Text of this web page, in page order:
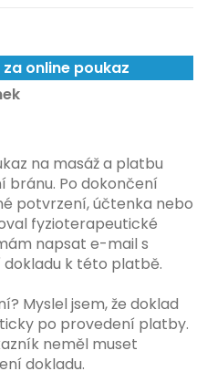
online poukaz
na masáž a platbu
bránu. Po dokončení
potvrzení, účtenka nebo
fyzioterapeutické
napsat e-mail s
k této platbě.
Myslel jsem, že doklad
po provedení platby.
neměl muset
dokladu.